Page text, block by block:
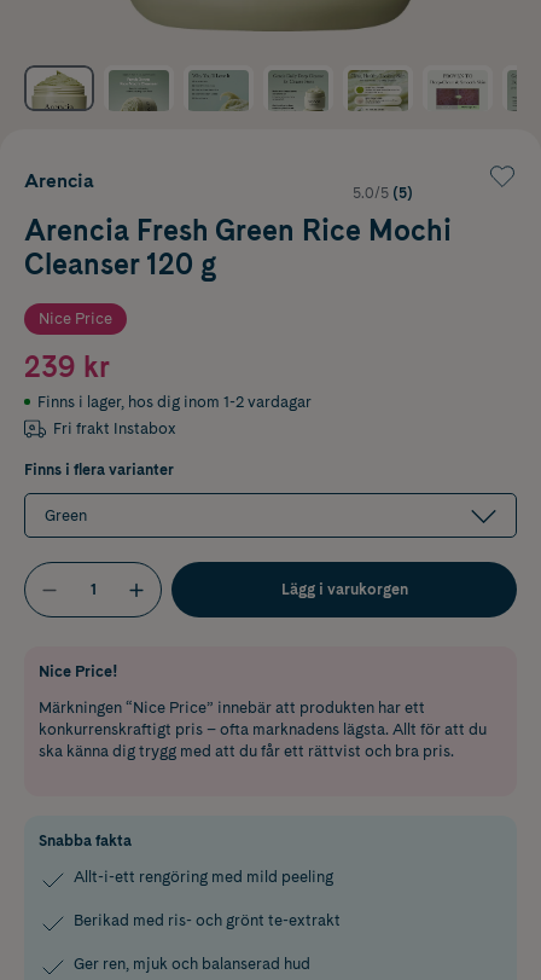
Arencia
5.0/5 (5)
Arencia Fresh Green Rice Mochi
Cleanser 120 g
Nice Price
239 kr
Finns i lager, hos dig inom 1-2 vardagar
Fri frakt Instabox
Finns i flera varianter
Green
Lägg i varukorgen
Nice Price!
Märkningen “Nice Price” innebär att produkten har ett
konkurrenskraftigt pris – ofta marknadens lägsta. Allt för att du
ska känna dig trygg med att du får ett rättvist och bra pris.
Snabba fakta
Allt-i-ett rengöring med mild peeling
Berikad med ris- och grönt te-extrakt
Ger ren, mjuk och balanserad hud